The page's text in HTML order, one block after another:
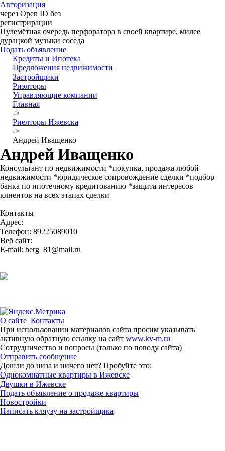
Авторизация
через Open ID без
регистрирации
Пулемётная очередь перфоратора в своей квартире, милее
дурацкой музыки соседа
Подать объявление
Кредиты и Ипотека
Предложения недвижимости
Застройщики
Риэлторы
Управляющие компании
Главная
->
Риелторы Ижевска
->
Андрей Иващенко
Андрей Иващенко
Консультант по недвижимости *покупка, продажа любой
недвижимости *юридическое сопровождение сделки *подбор
банка по ипотечному кредитованию *защита интересов
клиентов на всех этапах сделки
Контакты
Адрес:
Телефон: 89225089010
Веб сайт:
E-mail: berg_81@mail.ru
О сайте Контакты
При использовании материалов сайта просим указывать
активную обратную ссылку на сайт www.kv-m.ru
Сотрудничество и вопросы (только по поводу сайта)
Отправить сообщение
Дошли до низа и ничего нет? Пробуйте это:
Однокомнатные квартиры в Ижевске
Двушки в Ижевске
Подать объявление о продаже квартиры
Новостройки
Написать кляузу на застройщика